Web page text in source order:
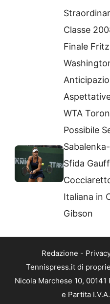
Classe
Finale
WTA
Possibile
Sfida
Italiana in
Gibson
Redazione -
Tennispress.it di
Nicola Marchese 10,
e Partita